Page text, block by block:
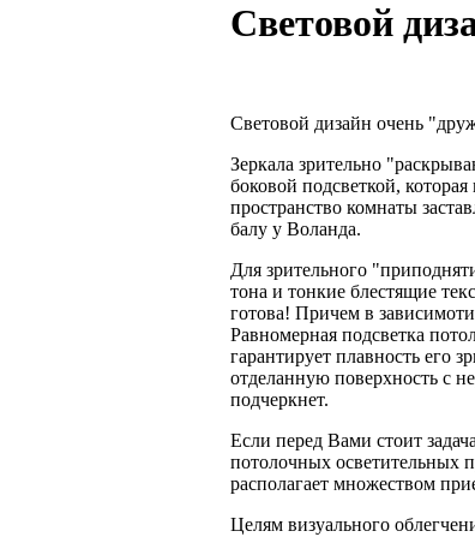
Световой
Световой дизайн очень
Зеркала зрительно
боковой подсветкой,
пространство комнаты
балу у Воланда.
Для зрительного
тона и тонкие блестящие
готова! Причем в
Равномерная подсветка
гарантирует плавность его
отделанную поверхность с
подчеркнет.
Если перед Вами стоит
потолочных осветительных
располагает множеством
Целям визуального